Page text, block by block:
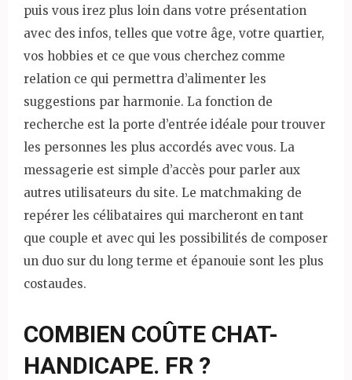
puis vous irez plus loin dans votre présentation
avec des infos, telles que votre âge, votre quartier,
vos hobbies et ce que vous cherchez comme
relation ce qui permettra d’alimenter les
suggestions par harmonie. La fonction de
recherche est la porte d’entrée idéale pour trouver
les personnes les plus accordés avec vous. La
messagerie est simple d’accès pour parler aux
autres utilisateurs du site. Le matchmaking de
repérer les célibataires qui marcheront en tant
que couple et avec qui les possibilités de composer
un duo sur du long terme et épanouie sont les plus
costaudes.
COMBIEN COÛTE CHAT-
HANDICAPE. FR ?